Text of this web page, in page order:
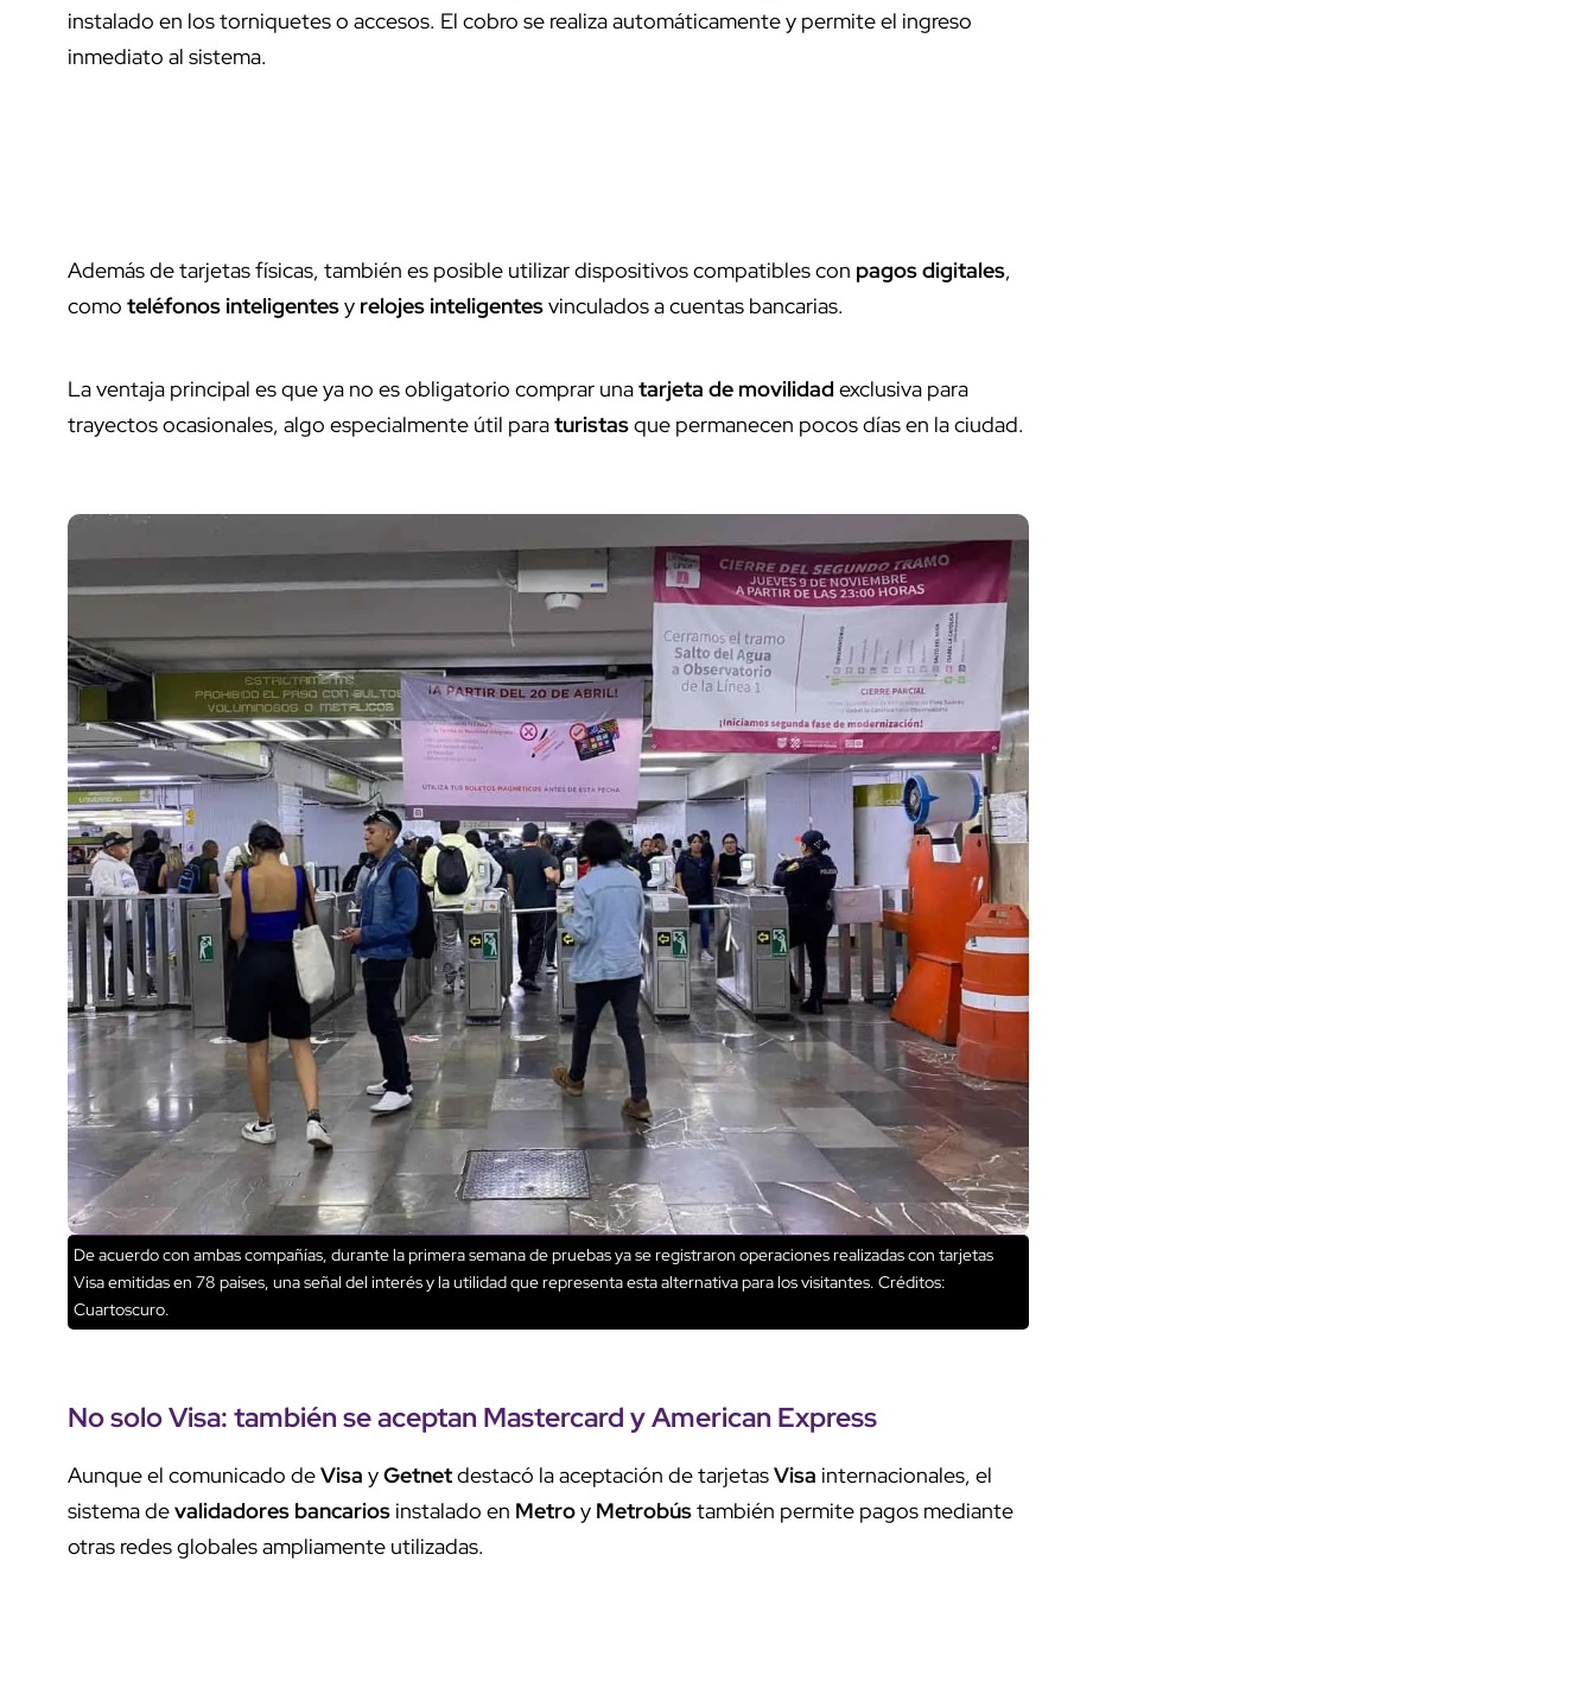
instalado en los torniquetes o accesos. El cobro se realiza automáticamente y permite el ingreso
inmediato al sistema.
Además de tarjetas físicas, también es posible utilizar dispositivos compatibles con pagos digitales,
como teléfonos inteligentesy relojes inteligentesvinculados a cuentas bancarias.
La ventaja principal es que ya no es obligatorio comprar unatarjeta de movilidadexclusiva para
trayectos ocasionales, algo especialmente útil paraturistasque permanecen pocos días en la ciudad.
De acuerdo con ambas compañías, durante la primera semana de pruebas ya se registraron operaciones realizadas con tarjetas
Visa emitidas en 78 países, una señal del interés y la utilidad que representa esta alternativa para los visitantes. Créditos:
Cuartoscuro.
No soloVisa: también se aceptan MastercardyAmerican Express
Aunque el comunicado deVisa yGetnetdestacó la aceptación de tarjetasVisa internacionales, el
sistema devalidadores bancarios instalado en Metroy Metrobústambién permite pagos mediante
otras redes globales ampliamente utilizadas.